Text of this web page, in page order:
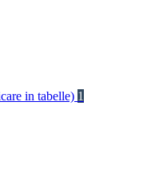
in tabelle) 1